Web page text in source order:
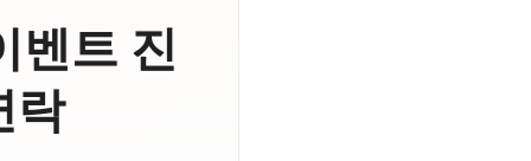
벤트 진
락